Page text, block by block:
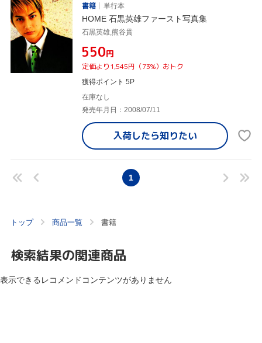
書籍
単行本
HOME 石黒英雄ファースト写真集
石黒英雄,熊谷貫
¥550円
定価より1,545円（73%）おトク
獲得ポイント 5P
在庫なし
発売年月日：2008/07/11
入荷したら知りたい
1
トップ 商品一覧 書籍
検索結果の関連商品
表示できるレコメンドコンテンツがありません